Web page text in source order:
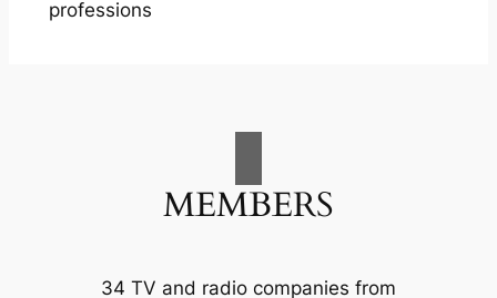
professions
MEMBERS
34 TV and radio companies from